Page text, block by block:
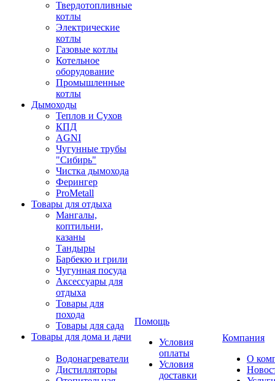
Твердотопливные
котлы
Электрические
котлы
Газовые котлы
Котельное
оборудование
Промышленные
котлы
Дымоходы
Теплов и Сухов
КПД
AGNI
Чугунные трубы
"Сибирь"
Чистка дымохода
Ферингер
ProMetall
Товары для отдыха
Мангалы,
коптильни,
казаны
Тандыры
Барбекю и грили
Чугунная посуда
Аксессуары для
отдыха
Товары для
похода
Товары для сада
Товары для дома и дачи
Водонагреватели
Дистилляторы
Помощь
Условия
оплаты
Условия
доставки
Компания
О